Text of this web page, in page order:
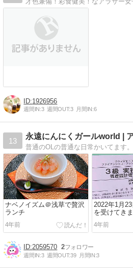
1926956
週間IN:3 週間OUT:3 月間IN:6
13
永遠にんにくガールworld |
ナベノイズム＠浅草で贅沢
ランチ
4年前
2022年1月
を受けてき
4年前
2059570 2
週間IN:3 週間OUT:39 月間IN:3